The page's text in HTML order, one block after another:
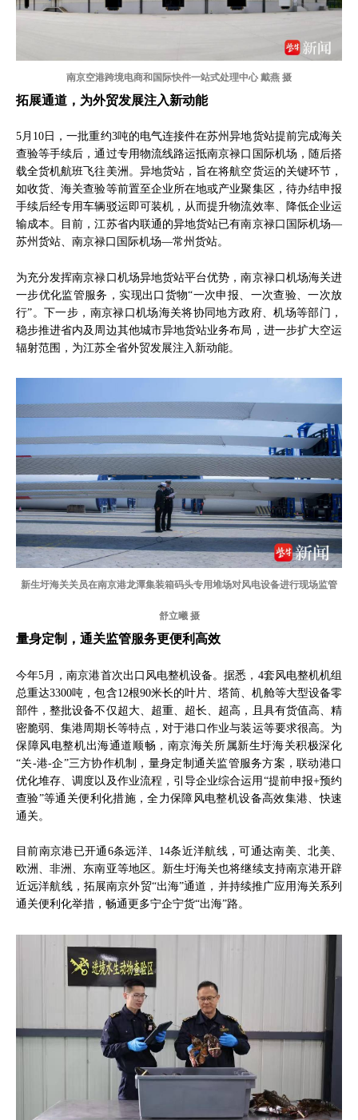
南京空港跨境电商和国际快件一站式处理中心 戴燕 摄
拓展通道，为外贸发展注入新动能
5月10日，一批重约3吨的电气连接件在苏州异地货站提前完成海关
查验等手续后，通过专用物流线路运抵南京禄口国际机场，随后搭
载全货机航班飞往美洲。异地货站，旨在将航空货运的关键环节，
如收货、海关查验等前置至企业所在地或产业聚集区，待办结申报
手续后经专用车辆驳运即可装机，从而提升物流效率、降低企业运
输成本。目前，江苏省内联通的异地货站已有南京禄口国际机场—
苏州货站、南京禄口国际机场—常州货站。
为充分发挥南京禄口机场异地货站平台优势，南京禄口机场海关进
一步优化监管服务，实现出口货物“一次申报、一次查验、一次放
行”。下一步，南京禄口机场海关将协同地方政府、机场等部门，
稳步推进省内及周边其他城市异地货站业务布局，进一步扩大空运
辐射范围，为江苏全省外贸发展注入新动能。
新生圩海关关员在南京港龙潭集装箱码头专用堆场对风电设备进行现场监管
舒立曦 摄
量身定制，通关监管服务更便利高效
今年5月，南京港首次出口风电整机设备。据悉，4套风电整机机组
总重达3300吨，包含12根90米长的叶片、塔筒、机舱等大型设备零
部件，整批设备不仅超大、超重、超长、超高，且具有货值高、精
密脆弱、集港周期长等特点，对于港口作业与装运等要求很高。为
保障风电整机出海通道顺畅，南京海关所属新生圩海关积极深化
“关-港-企”三方协作机制，量身定制通关监管服务方案，联动港口
优化堆存、调度以及作业流程，引导企业综合运用“提前申报+预约
查验”等通关便利化措施，全力保障风电整机设备高效集港、快速
通关。
目前南京港已开通6条远洋、14条近洋航线，可通达南美、北美、
欧洲、非洲、东南亚等地区。新生圩海关也将继续支持南京港开辟
近远洋航线，拓展南京外贸“出海”通道，并持续推广应用海关系列
通关便利化举措，畅通更多宁企宁货“出海”路。